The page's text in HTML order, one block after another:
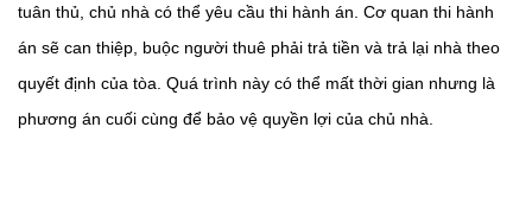
tuân thủ, chủ nhà có thể yêu cầu thi hành án. Cơ quan thi hành
án sẽ can thiệp, buộc người thuê phải trả tiền và trả lại nhà theo
quyết định của tòa. Quá trình này có thể mất thời gian nhưng là
phương án cuối cùng để bảo vệ quyền lợi của chủ nhà.